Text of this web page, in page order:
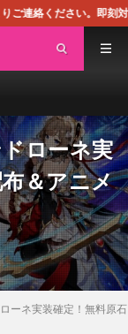
対処させて頂きます
ローネ実
＆アニメ
ーネ実装確定！無料原